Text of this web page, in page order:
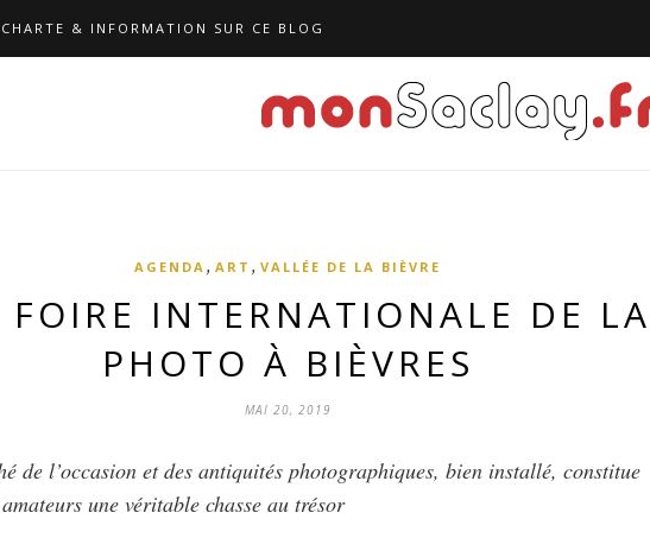
CHARTE & INFORMATION SUR CE BLOG
AGENDA , ART , VALLÉE DE LA BIÈVRE
FOIRE INTERNATIONALE DE LA
PHOTO À BIÈVRES
MAI 20, 2019
de l’occasion et des antiquités photographiques, bien installé, constitue
une véritable chasse au trésor